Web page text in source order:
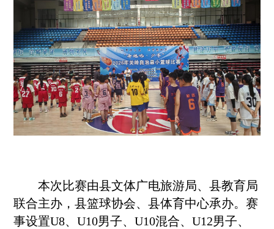
本次比赛由县文体广电旅游局、县教育局
联合主办，县篮球协会、县体育中心承办。赛
事设置U8、U10男子、U10混合、U12男子、